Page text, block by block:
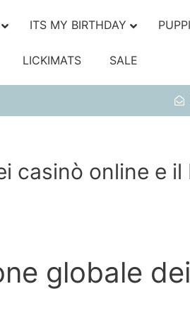
ITS MY BIRTHDAY
LICKIMATS SALE
casinò online e
globale